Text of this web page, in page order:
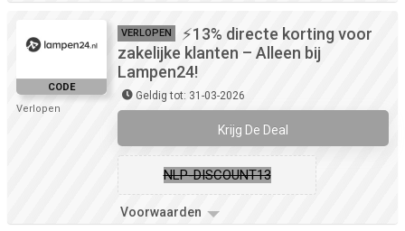
CODE
Verlopen
VERLOPEN
⚡13% directe korting voor
zakelijke klanten – Alleen bij
Lampen24!
Geldig tot: 31-03-2026
Krijg De Deal
NLP-DISCOUNT13
Voorwaarden